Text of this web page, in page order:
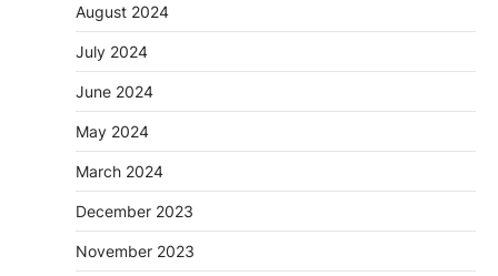
August 2024
July 2024
June 2024
May 2024
March 2024
December 2023
November 2023